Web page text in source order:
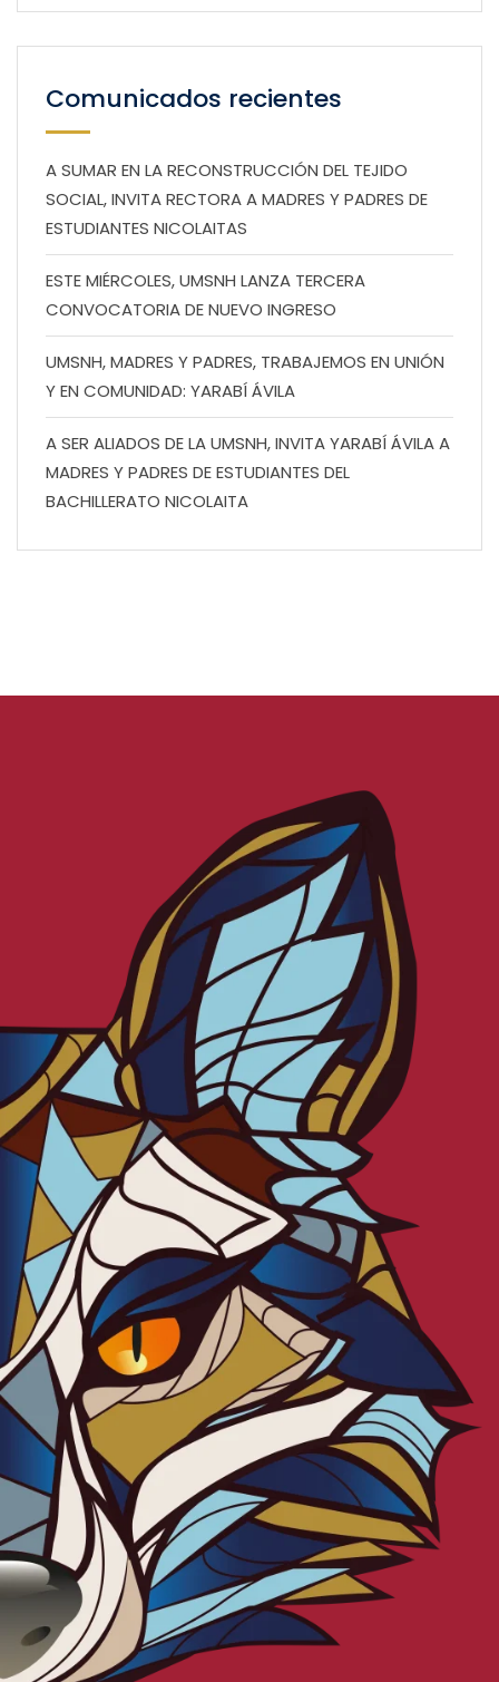
Comunicados recientes
A SUMAR EN LA RECONSTRUCCIÓN DEL TEJIDO
SOCIAL, INVITA RECTORA A MADRES Y PADRES DE
ESTUDIANTES NICOLAITAS
ESTE MIÉRCOLES, UMSNH LANZA TERCERA
CONVOCATORIA DE NUEVO INGRESO
UMSNH, MADRES Y PADRES, TRABAJEMOS EN UNIÓN
Y EN COMUNIDAD: YARABÍ ÁVILA
A SER ALIADOS DE LA UMSNH, INVITA YARABÍ ÁVILA A
MADRES Y PADRES DE ESTUDIANTES DEL
BACHILLERATO NICOLAITA